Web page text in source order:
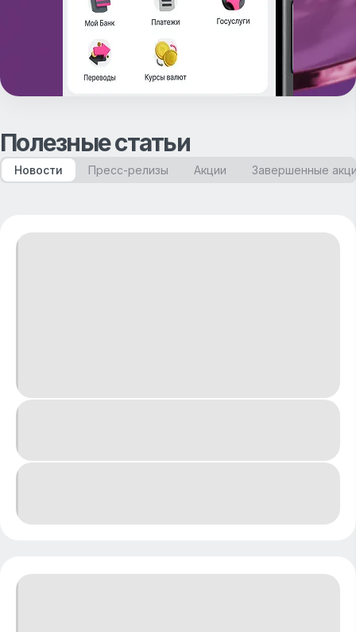
Полезные статьи
Новости Пресс-релизы Акции Завершенные